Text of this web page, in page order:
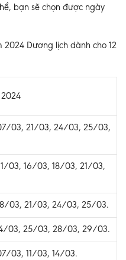
bạn sẽ chọn được ngày
Dương lịch dành cho 12
03, 21/03, 24/03, 25/03,
03, 16/03, 18/03, 21/03,
03, 21/03, 24/03, 25/03.
03, 25/03, 28/03, 29/03.
03, 11/03, 14/03.